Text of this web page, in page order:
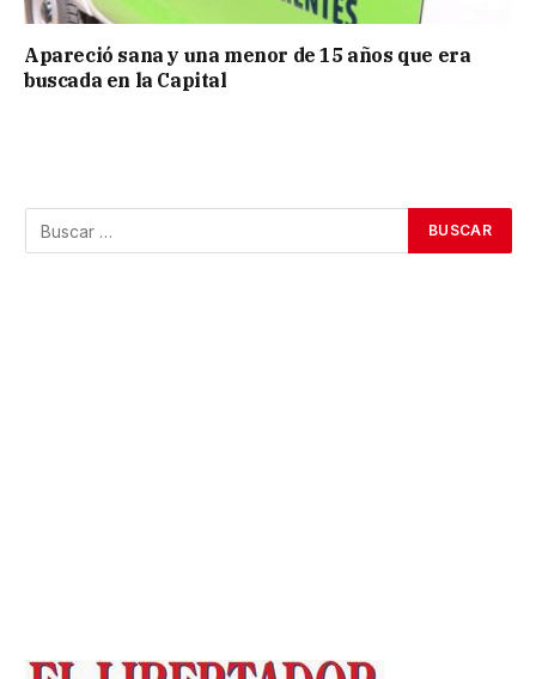
Apareció sana y una menor de 15 años que era
buscada en la Capital